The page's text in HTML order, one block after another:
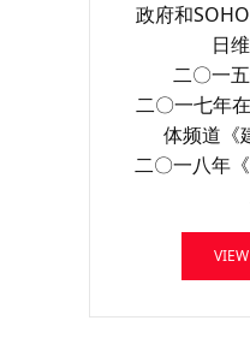
政府和
日
二〇一
二〇一七年
体频道《
二〇一八年